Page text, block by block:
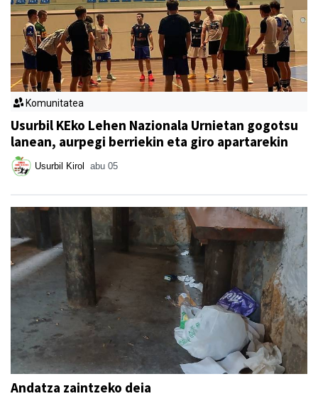
Komunitatea
Usurbil KEko Lehen Nazionala Urnietan gogotsu
lanean, aurpegi berriekin eta giro apartarekin
Usurbil Kirol abu 05
Andatza zaintzeko deia